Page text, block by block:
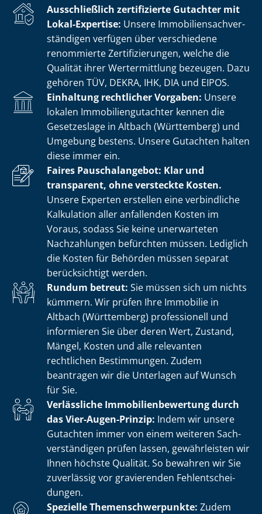
Ausschließlich zertifizierte Gutachter mit
Lokal-Expertise: Unsere Im­mo­bi­li­en­sach­ver­
stän­di­gen verfügen über verschiedene
renommierte Zer­ti­fi­zie­run­gen, welche die
Qualität ihrer Wertermittlung bezeugen. Dazu
gehören TÜV, DEKRA, IHK, DIA und EIPOS.
Einhaltung rechtlicher Vorgaben: Unsere
lokalen Im­mo­bi­li­en­gut­ach­ter kennen die
Gesetzeslage in Altbach (Württemberg) und
Umgebung bestens. Unsere Gutachten halten
diese immer ein.
Faires Pauschalangebot: Klar und
transparent, ohne versteckte Kosten.
Unsere Experten erstellen eine verbindliche
Kalkulation aller anfallenden Kosten im
Voraus, sodass Sie keine unerwarteten
Nachzahlungen befürchten müssen. Lediglich
die Kosten für Behörden müssen separat
berücksichtigt werden.
Rundum betreut: Sie müssen sich um nichts
kümmern. Wir prüfen Ihre Immobilie in
Altbach (Württemberg) professionell und
informieren Sie über deren Wert, Zustand,
Mängel, Kosten und alle relevanten
rechtlichen Bestimmungen. Zudem
beantragen wir die Unterlagen auf Wunsch
für Sie.
Verlässliche Im­mo­bi­li­en­be­wer­tung durch
das Vier-Augen-Prinzip: Indem wir unsere
Gutachten immer von einem weiteren Sach­
ver­stän­di­gen prüfen lassen, gewährleisten wir
Ihnen höchste Qualität. So bewahren wir Sie
zuverlässig vor gravierenden Fehl­ent­schei­
dun­gen.
Spezielle The­men­schwer­punk­te: Zudem